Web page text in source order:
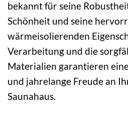
bekannt für seine
Schönheit und seine
wärmeisolierenden
Verarbeitung und die
Materialien garantieren
und jahrelange Freude an
Saunahaus.